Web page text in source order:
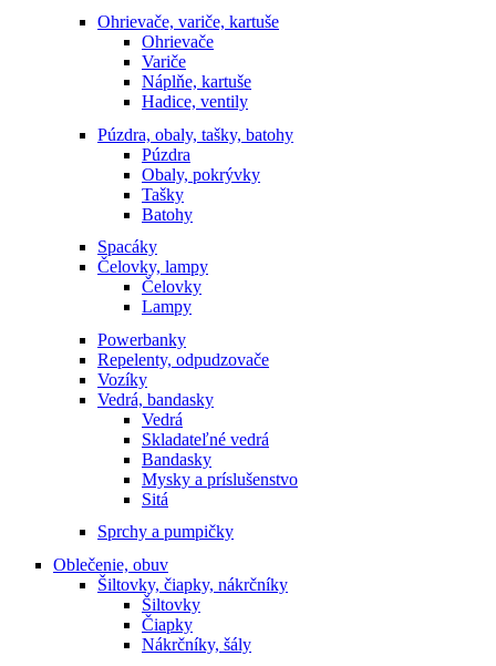
Ohrievače, variče, kartuše
Ohrievače
Variče
Náplňe, kartuše
Hadice, ventily
Púzdra, obaly, tašky, batohy
Púzdra
Obaly, pokrývky
Tašky
Batohy
Spacáky
Čelovky, lampy
Čelovky
Lampy
Powerbanky
Repelenty, odpudzovače
Vozíky
Vedrá, bandasky
Vedrá
Skladateľné vedrá
Bandasky
Mysky a príslušenstvo
Sitá
Sprchy a pumpičky
Oblečenie, obuv
Šiltovky, čiapky, nákrčníky
Šiltovky
Čiapky
Nákrčníky, šály